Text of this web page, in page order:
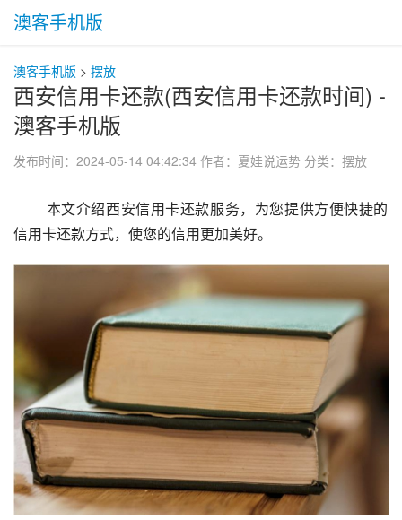
澳客手机版
澳客手机版 > 摆放
西安信用卡还款(西安信用卡还款时间) -
澳客手机版
发布时间：2024-05-14 04:42:34 作者：夏娃说运势 分类： 摆放
信用卡还款方式，使您的信用更加美好。